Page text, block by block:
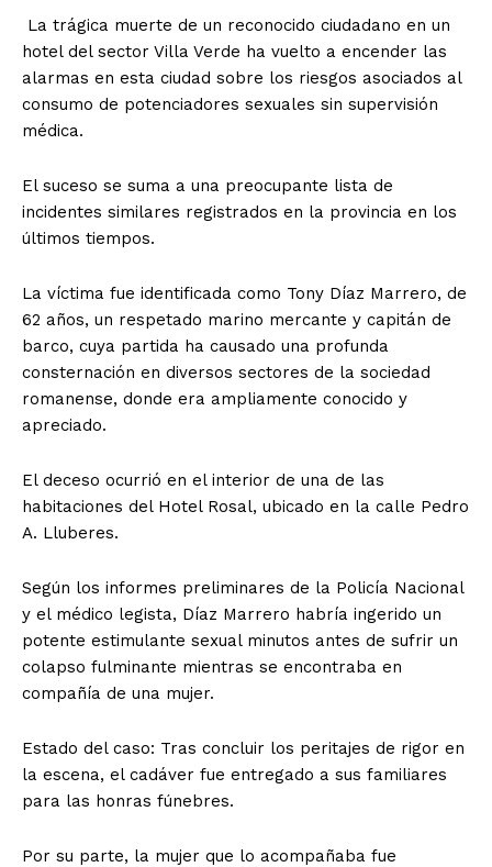
​ La trágica muerte de un reconocido ciudadano en un
hotel del sector Villa Verde ha vuelto a encender las
alarmas en esta ciudad sobre los riesgos asociados al
consumo de potenciadores sexuales sin supervisión
médica.
El suceso se suma a una preocupante lista de
incidentes similares registrados en la provincia en los
últimos tiempos.
​La víctima fue identificada como Tony Díaz Marrero, de
62 años, un respetado marino mercante y capitán de
barco, cuya partida ha causado una profunda
consternación en diversos sectores de la sociedad
romanense, donde era ampliamente conocido y
apreciado.
​El deceso ocurrió en el interior de una de las
habitaciones del Hotel Rosal, ubicado en la calle Pedro
A. Lluberes.
Según los informes preliminares de la Policía Nacional
y el médico legista, Díaz Marrero habría ingerido un
potente estimulante sexual minutos antes de sufrir un
colapso fulminante mientras se encontraba en
compañía de una mujer.
​Estado del caso: Tras concluir los peritajes de rigor en
la escena, el cadáver fue entregado a sus familiares
para las honras fúnebres.
Por su parte, la mujer que lo acompañaba fue